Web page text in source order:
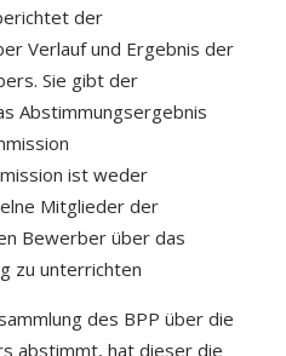
der
Verlauf und Ergebnis der
Sie gibt der
Abstimmungsergebnis
ist weder
Mitglieder der
Bewerber über das
zu unterrichten
des BPP über die
abstimmt, hat dieser die